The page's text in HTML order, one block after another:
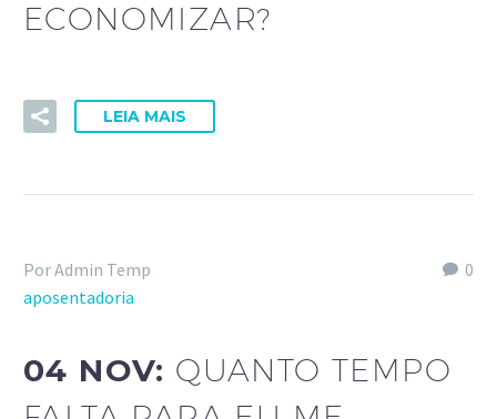
ECONOMIZAR?
LEIA MAIS
0
Por Admin Temp
aposentadoria
04 NOV: QUANTO TEMPO